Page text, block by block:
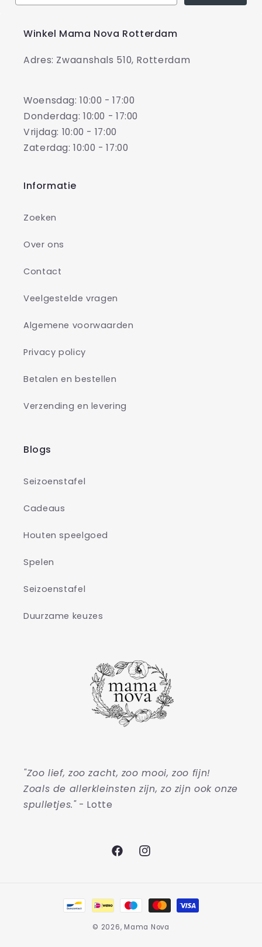
Winkel Mama Nova Rotterdam
Adres: Zwaanshals 510, Rotterdam
Woensdag: 10:00 - 17:00
Donderdag: 10:00 - 17:00
Vrijdag: 10:00 - 17:00
Zaterdag: 10:00 - 17:00
Informatie
Zoeken
Over ons
Contact
Veelgestelde vragen
Algemene voorwaarden
Privacy policy
Betalen en bestellen
Verzending en levering
Blogs
Seizoenstafel
Cadeaus
Houten speelgoed
Spelen
Seizoenstafel
Duurzame keuzes
"Zoo lief, zoo zacht, zoo mooi, zoo fijn!
Zoals de allerkleinsten zijn, zo zijn ook onze
spulletjes."- Lotte
FacebookInstagram
Betaalmethoden
© 2026, Mama Nova